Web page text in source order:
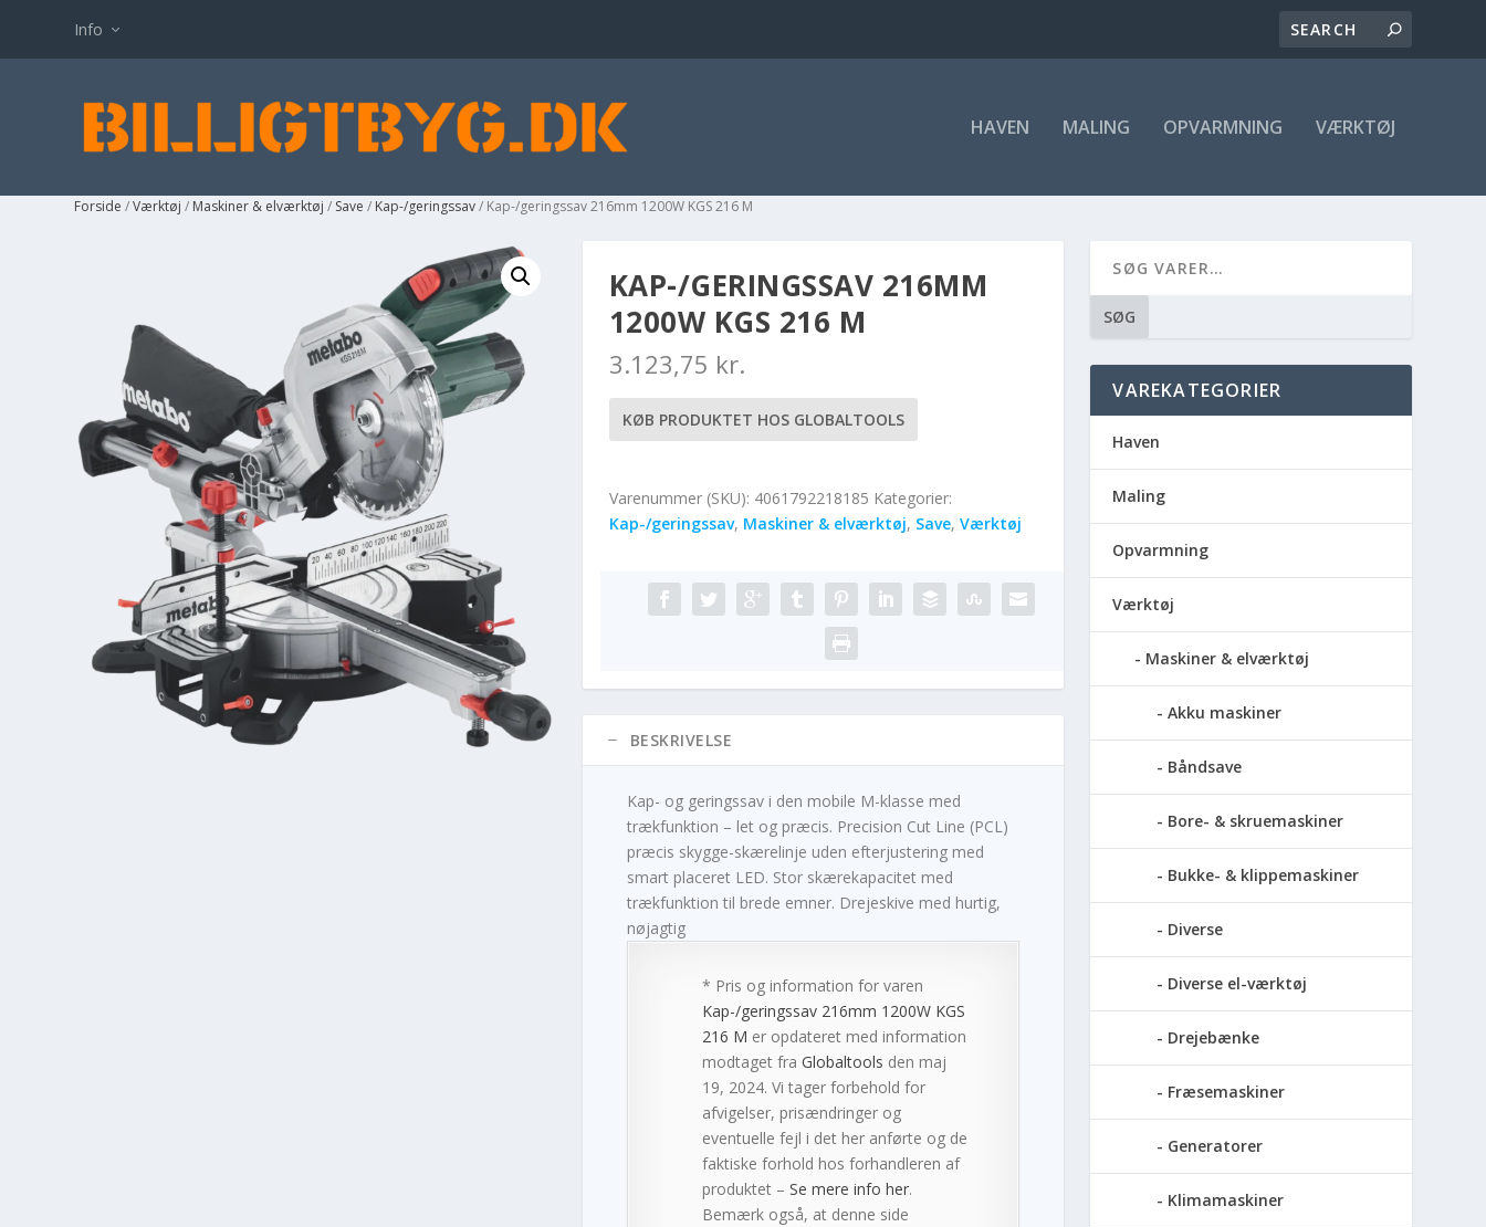
Info
HAVEN MALING OPVARMNING VÆRKTØJ
Forside /Værktøj / Maskiner & elværktøj / Save / Kap-/geringssav/ Kap-/geringssav 216mm 1200W KGS 216 M
KAP-/GERINGSSAV 216MM
1200W KGS 216 M
3.123,75 kr.
KØB PRODUKTET HOS GLOBALTOOLS
Varenummer (SKU): 4061792218185 Kategorier:
Kap-/geringssav, Maskiner & elværktøj, Save, Værktøj
BESKRIVELSE
Kap- og geringssav i den mobile M-klasse med
trækfunktion – let og præcis. Precision Cut Line (PCL)
præcis skygge-skærelinje uden efterjustering med
smart placeret LED. Stor skærekapacitet med
trækfunktion til brede emner. Drejeskive med hurtig,
nøjagtig
* Pris og information for varen
Kap-/geringssav 216mm 1200W KGS
216 M er opdateret med information
modtaget fra Globaltools den maj
19, 2024. Vi tager forbehold for
afvigelser, prisændringer og
eventuelle fejl i det her anførte og de
faktiske forhold hos forhandleren af
produktet – Se mere info her.
Bemærk også, at denne side
SØG
VAREKATEGORIER
Haven
Maling
Opvarmning
Værktøj
Maskiner & elværktøj
Akku maskiner
Båndsave
Bore- & skruemaskiner
Bukke- & klippemaskiner
Diverse
Diverse el-værktøj
Drejebænke
Fræsemaskiner
Generatorer
Klimamaskiner